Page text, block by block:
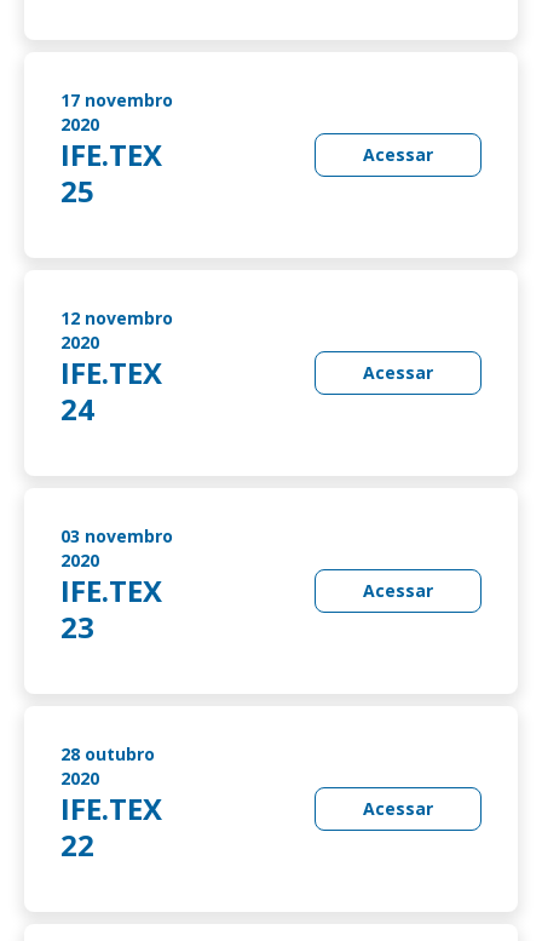
17 novembro
2020
IFE.TEX
25
Acessar
12 novembro
2020
IFE.TEX
24
Acessar
03 novembro
2020
IFE.TEX
23
Acessar
28 outubro
2020
IFE.TEX
22
Acessar